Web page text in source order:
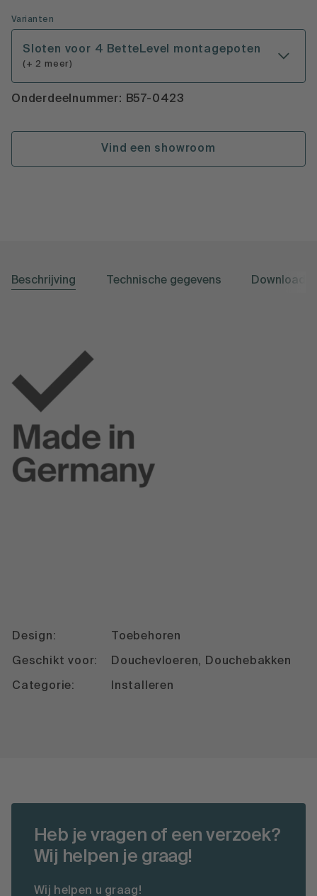
Varianten
Sloten voor 4 BetteLevel montagepoten
(+ 2 meer)
Onderdeelnummer: B57-0423
Vind een showroom
Beschrijving Technische gegevens Downloads
Design: Toebehoren
Geschikt voor: Douchevloeren, Douchebakken
Categorie: Installeren
Heb je vragen of een verzoek?
Wij helpen je graag!
Wij helpen u graag!